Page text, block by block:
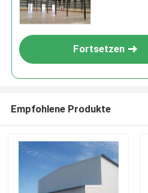
Fortsetzen
Empfohlene Produkte